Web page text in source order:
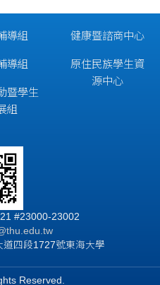
導組
導組
暨學生
組
健康暨諮商中心
原住民族學生資
源中心
#23000-23002
四段1727號東海大學
Reserved.